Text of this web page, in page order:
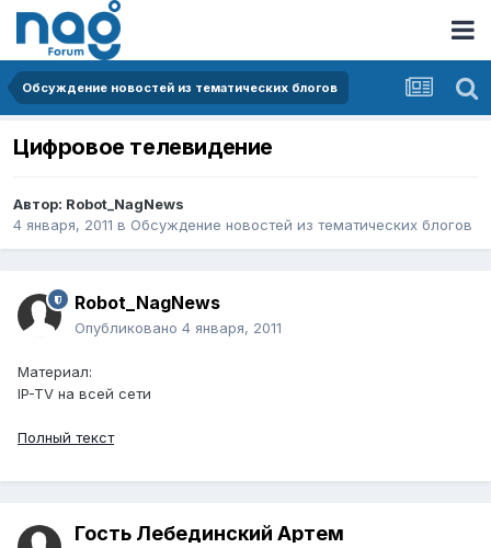
Обсуждение новостей из тематических блогов
Цифровое телевидение
Автор: Robot_NagNews
4 января, 2011 в Обсуждение новостей из тематических блогов
Robot_NagNews
Опубликовано 4 января, 2011
Материал:
IP-TV на всей сети
Полный текст
Гость Лебединский Артем